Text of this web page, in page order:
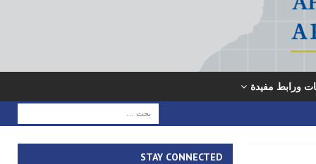
ورابط مفيدة
STAY CONNECTED